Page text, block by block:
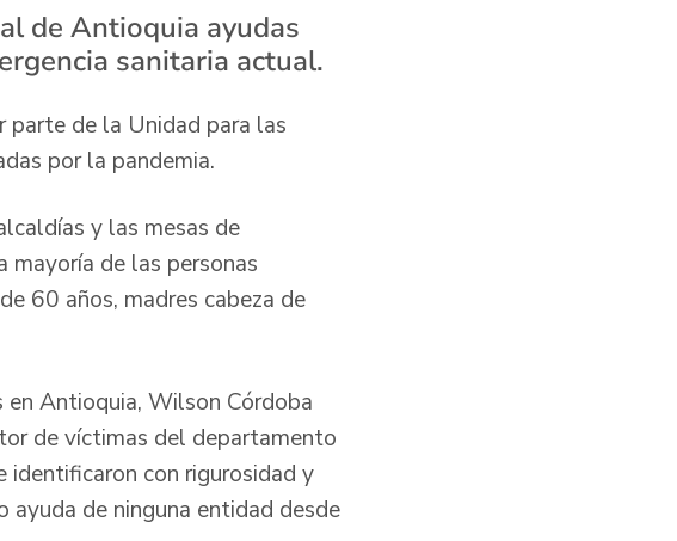
de Antioquia ayudas
sanitaria actual.
de la Unidad para las
por la pandemia.
y las mesas de
de las personas
60 años, madres cabeza de
Antioquia, Wilson Córdoba
de víctimas del departamento
identificaron con rigurosidad y
ayuda de ninguna entidad desde